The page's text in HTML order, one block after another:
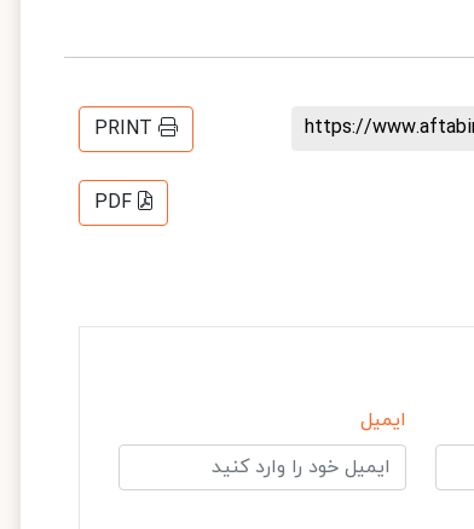
https://
PRINT
PDF
ایمیل